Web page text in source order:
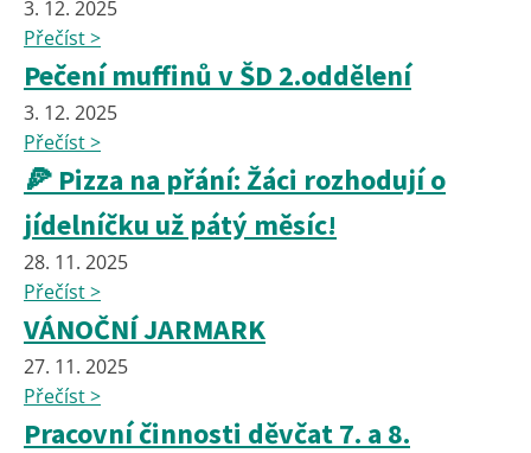
3. 12. 2025
Přečíst >
Pečení muffinů v ŠD 2.oddělení
3. 12. 2025
Přečíst >
🍕 Pizza na přání: Žáci rozhodují o
jídelníčku už pátý měsíc!
28. 11. 2025
Přečíst >
VÁNOČNÍ JARMARK
27. 11. 2025
Přečíst >
Pracovní činnosti děvčat 7. a 8.